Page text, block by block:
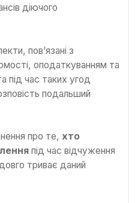
діючого
пов’язані з
оподаткуванням та
під час таких угод
подальший
про те, хто
під час відчуження
триває даний